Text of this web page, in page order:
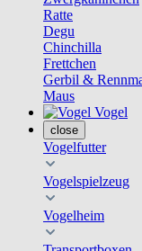
Ratte
Degu
Chinchilla
Frettchen
Gerbil &
Maus
Vogel
close
Vogelfutter
Vogelspielzeug
Vogelheim